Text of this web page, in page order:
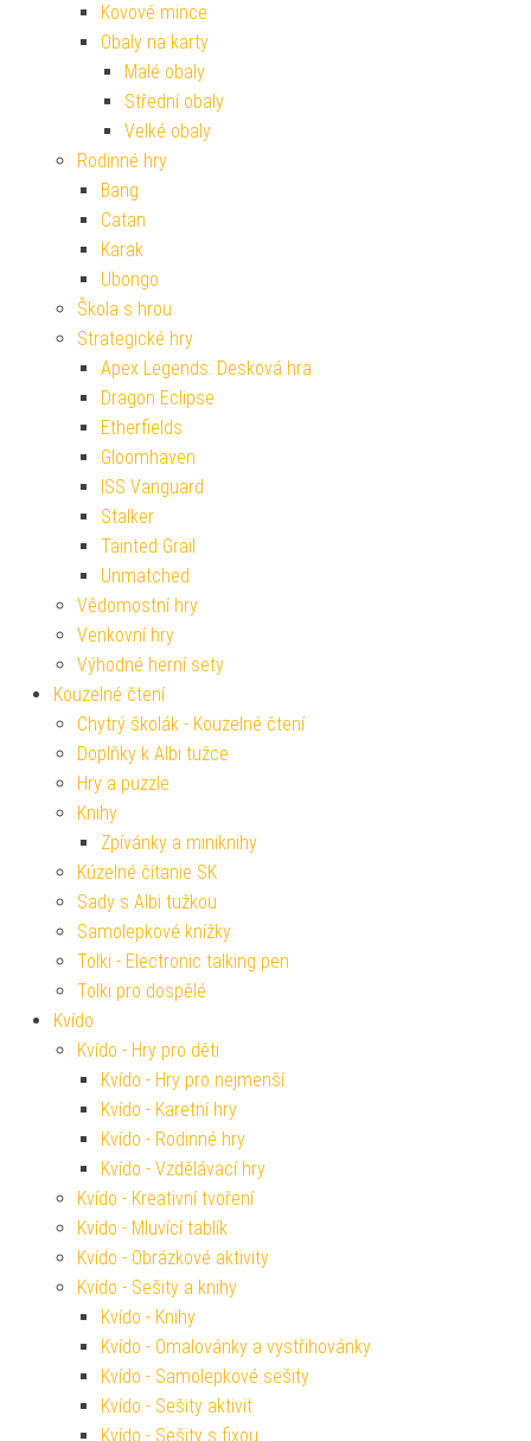
Kovové mince
Obaly na karty
Malé obaly
Střední obaly
Velké obaly
Rodinné hry
Bang
Catan
Karak
Ubongo
Škola s hrou
Strategické hry
Apex Legends: Desková hra
Dragon Eclipse
Etherfields
Gloomhaven
ISS Vanguard
Stalker
Tainted Grail
Unmatched
Vědomostní hry
Venkovní hry
Výhodné herní sety
Kouzelné čtení
Chytrý školák - Kouzelné čtení
Doplňky k Albi tužce
Hry a puzzle
Knihy
Zpívánky a miniknihy
Kúzelné čítanie SK
Sady s Albi tužkou
Samolepkové knížky
Tolki - Electronic talking pen
Tolki pro dospělé
Kvído
Kvído - Hry pro děti
Kvído - Hry pro nejmenší
Kvído - Karetní hry
Kvído - Rodinné hry
Kvído - Vzdělávací hry
Kvído - Kreativní tvoření
Kvído - Mluvící tablík
Kvído - Obrázkové aktivity
Kvído - Sešity a knihy
Kvído - Knihy
Kvído - Omalovánky a vystřihovánky
Kvído - Samolepkové sešity
Kvído - Sešity aktivit
Kvído - Sešity s fixou